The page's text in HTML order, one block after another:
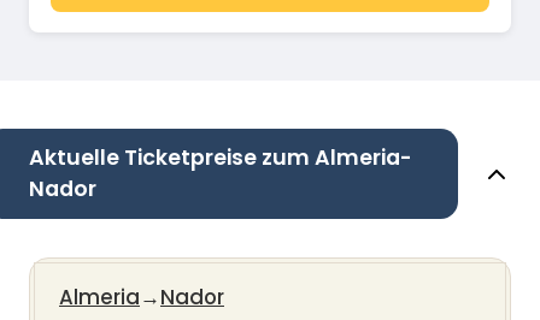
Aktuelle Ticketpreise zum Almeria-
Nador
Almeria→Nador